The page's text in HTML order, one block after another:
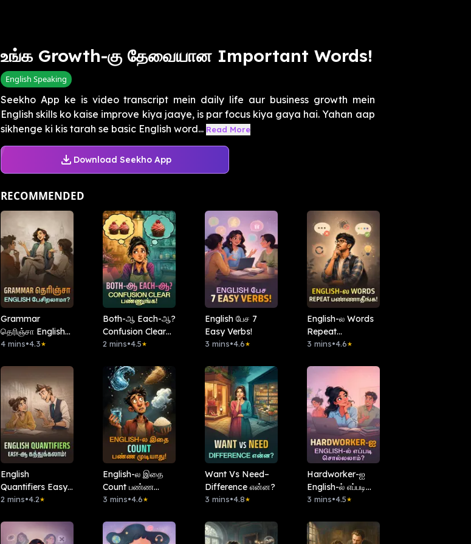
உங்க Growth-கு தேவையான Important Words!
English Speaking
Seekho App ke is video transcript mein daily life aur business growth mein
English skills ko kaise improve kiya jaaye, is par focus kiya gaya hai. Yahan aap
sikhenge ki kis tarah se basic English word... Read More
Download Seekho App
RECOMMENDED
Grammar
தெரிஞ்சா English
பேசிறலாமா?
4 mins•4.3★
Both-ஆ Each-ஆ?
Confusion Clear
பண்ணுங்க!
2 mins•4.5★
English பேச 7
Easy Verbs!
3 mins•4.6★
English-ல Words
Repeat
பண்ணாதீங்க!
3 mins•4.6★
English
Quantifiers Easy-
ஆ கத்துக்கலாம்!
2 mins•4.2★
English-ல இதை
Count பண்ண
முடியாது!
3 mins•4.6★
Want Vs Need–
Difference என்ன?
3 mins•4.8★
Hardworker-ஐ
English-ல் எப்படி
சொல்லலாம்?
3 mins•4.5★